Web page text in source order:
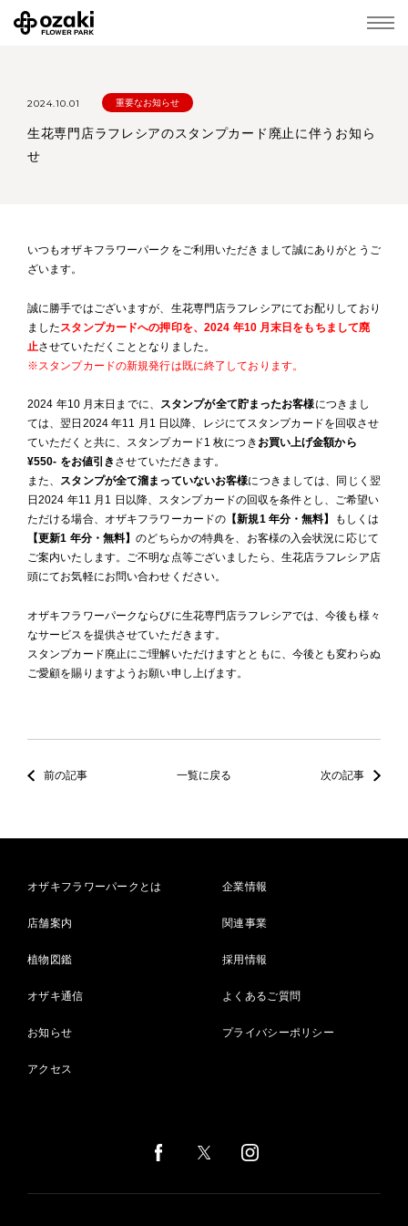
2024.10.01 重要なお知らせ
生花専門店ラフレシアのスタンプカード廃止に伴うお知ら
せ
いつもオザキフラワーパークをご利用いただきまして誠にありがとうご
ざいます。
誠に勝手ではございますが、生花専門店ラフレシアにてお配りしており
ました スタンプカードへの押印を、2024 年10 月末日をもちまして廃
止させていただくこととなりました。
※スタンプカードの新規発行は既に終了しております。
2024 年10 月末日までに、 スタンプが全て貯まったお客様につきまし
ては、翌日2024 年11 月1 日以降、レジにてスタンプカードを回収させ
ていただくと共に、スタンプカード1 枚につき お買い上げ金額から
¥550- をお値引き させていただきます。
また、 スタンプが全て溜まっていないお客様につきましては、同じく翌
日2024 年11 月1 日以降、スタンプカードの回収を条件とし、ご希望い
ただける場合、オザキフラワーカードの 【新規1 年分・無料】
もしくは
【更新1 年分・無料】のどちらかの特典を、お客様の入会状況に応じて
ご案内いたします。ご不明な点等ございましたら、生花店ラフレシア店
頭にてお気軽にお問い合わせください。
オザキフラワーパークならびに生花専門店ラフレシアでは、今後も様々
なサービスを提供させていただきます。
スタンプカード廃止にご理解いただけますとともに、今後とも変わらぬ
ご愛顧を賜りますようお願い申し上げます。
前の記事 一覧に戻る 次の記事
オザキフラワーパークとは
店舗案内
植物図鑑
オザキ通信
お知らせ
アクセス
企業情報
関連事業
採用情報
よくあるご質問
プライバシーポリシー